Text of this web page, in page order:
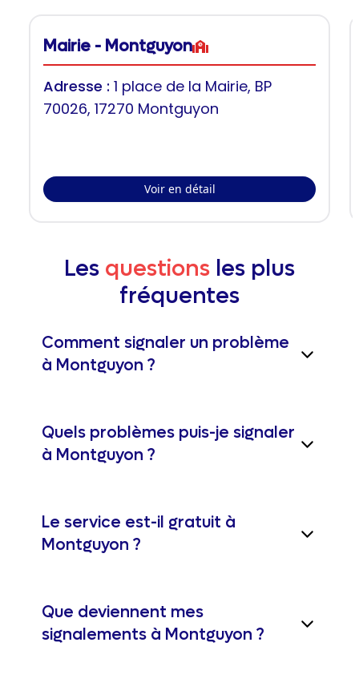
Mairie - Montguyon
Adresse : 1 place de la Mairie, BP
70026, 17270 Montguyon
Voir en détail
Les questions les plus
fréquentes
Comment signaler un problème
à Montguyon ?
Quels problèmes puis-je signaler
à Montguyon ?
Le service est-il gratuit à
Montguyon ?
Que deviennent mes
signalements à Montguyon ?